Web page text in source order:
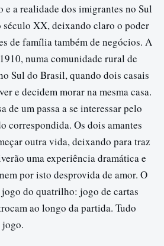
a realidade dos imigrantes no Sul
XX, deixando claro o poder
de família também de negócios. A
numa comunidade rural de
Sul do Brasil, quando dois casais
e decidem morar na mesma casa.
de um passa a se interessar pelo
correspondida. Os dois amantes
outra vida, deixando para traz
uma experiência dramática e
por isto desprovida de amor. O
do quatrilho: jogo de cartas
ao longo da partida. Tudo
jogo.